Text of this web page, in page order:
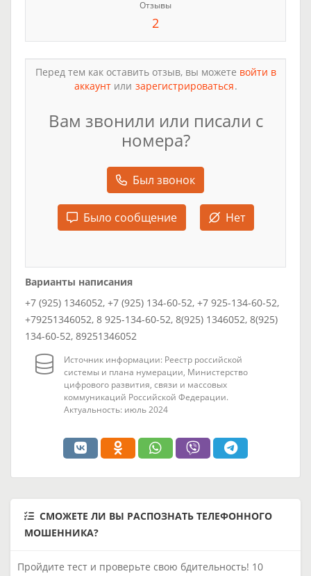
Отзывы
2
Перед тем как оставить отзыв, вы можете войти в
аккаунтили зарегистрироваться.
Вам звонили или писали с
номера?
Был звонок
Было сообщение Нет
Варианты написания
+7 (925) 1346052, +7 (925) 134-60-52, +7 925-134-60-52,
+79251346052, 8 925-134-60-52, 8(925) 1346052, 8(925)
134-60-52, 89251346052
Источник информации: Реестр российской
системы и плана нумерации, Министерство
цифрового развития, связи и массовых
коммуникаций Российской Федерации.
Актуальность: июль 2024
СМОЖЕТЕ ЛИ ВЫ РАСПОЗНАТЬ ТЕЛЕФОННОГО
МОШЕННИКА?
Пройдите тест и проверьте свою бдительность! 10